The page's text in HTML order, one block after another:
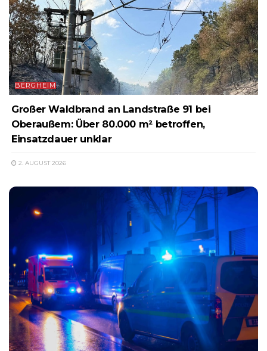
BERGHEIM
Großer Waldbrand an Landstraße 91 bei
Oberaußem: Über 80.000 m² betroffen,
Einsatzdauer unklar
2. AUGUST 2026